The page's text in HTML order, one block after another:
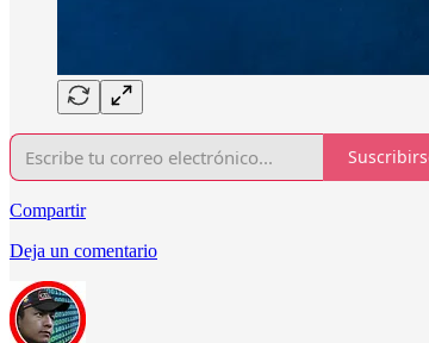
Compartir
Deja un comentario